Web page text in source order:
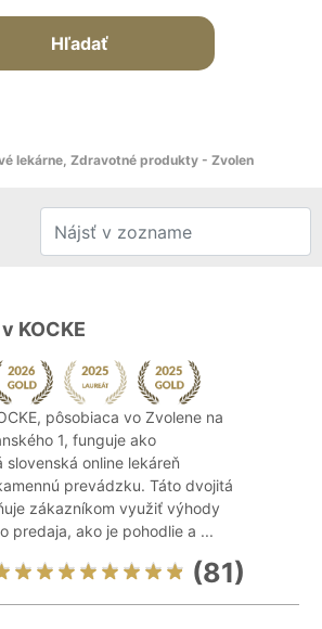
Hľadať
lekárne, Zdravotné produkty - Zvolen
KOCKE
pôsobiaca vo Zvolene na
1, funguje ako
online lekáreň
prevádzku. Táto dvojitá
zákazníkom využiť výhody
predaja, ako je pohodlie a ...
(81)